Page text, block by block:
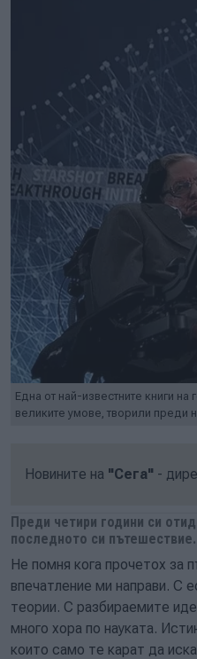
Една от най-известните книги на
великите умове, творили преди
Новините на "Сега" -
Преди четири години си
последното си
Не помня кога прочетох за
впечатление ми направи. С
теории. С разбираемите
много хора по науката.
които само те карат да